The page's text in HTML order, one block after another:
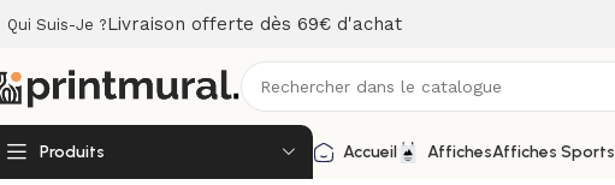
Qui Suis-Je ?Livraison offerte dès 69€ d'achat
Produits Accueil AffichesAffiches Sports
Affiches Pays et Villes